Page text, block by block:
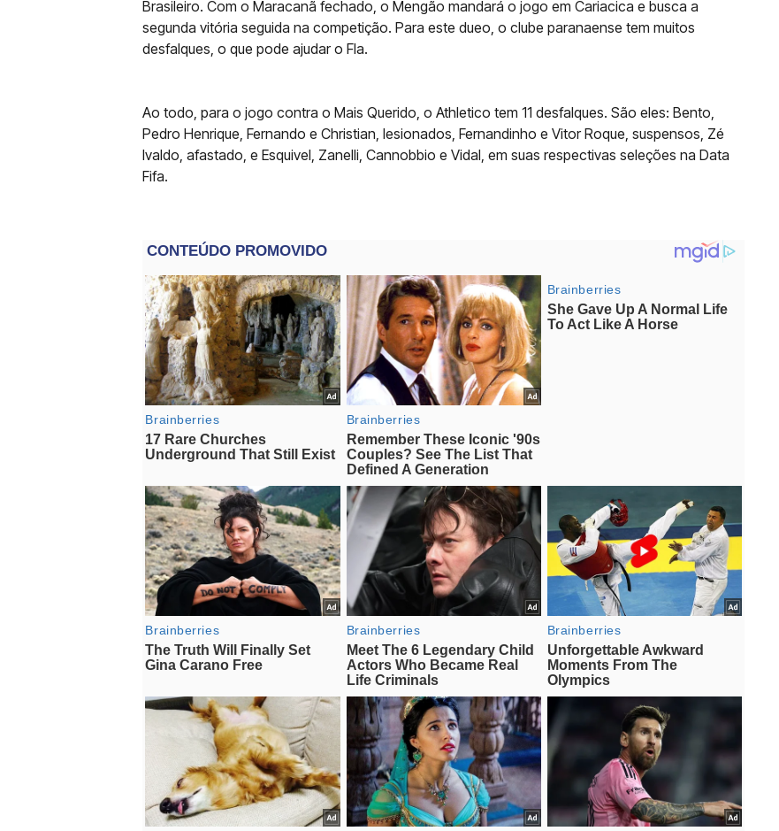
Brasileiro. Com o Maracanã fechado, o Mengão mandará o jogo em Cariacica e busca a
segunda vitória seguida na competição. Para este dueo, o clube paranaense tem muitos
desfalques, o que pode ajudar o Fla.
Ao todo, para o jogo contra o Mais Querido, o Athletico tem 11 desfalques. São eles: Bento,
Pedro Henrique, Fernando e Christian, lesionados, Fernandinho e Vitor Roque, suspensos, Zé
Ivaldo, afastado, e Esquivel, Zanelli, Cannobbio e Vidal, em suas respectivas seleções na Data
Fifa.